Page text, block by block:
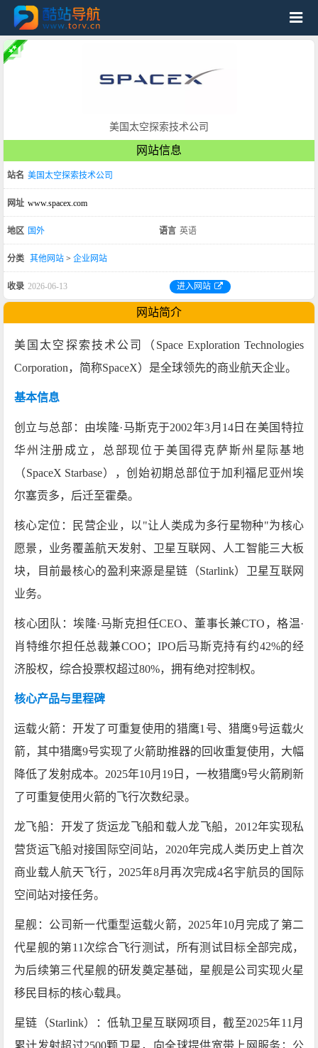
美国太空探索技术公司
网站信息
站名 美国太空探索技术公司
网址 www.spacex.com
地区 国外 语言 英语
分类 其他网站 > 企业网站
收录 2026-06-13 进入网站
网站简介
美国太空探索技术公司（Space Exploration Technologies
Corporation，简称SpaceX）是全球领先的商业航天企业。
基本信息
创立与总部‌：由埃隆·马斯克于‌2002年3月14日‌在美国特拉
华州注册成立，总部现位于美国得克萨斯州星际基地
（SpaceX Starbase），创始初期总部位于加利福尼亚州埃
尔塞贡多，后迁至霍桑。
核心定位‌：民营企业，以"让人类成为多行星物种"为核心
愿景，业务覆盖航天发射、卫星互联网、人工智能三大板
块，目前最核心的盈利来源是星链（Starlink）卫星互联网
业务。
核心团队‌：埃隆·马斯克担任CEO、董事长兼CTO，格温·
肖特维尔担任总裁兼COO；IPO后马斯克持有约42%的经
济股权，综合投票权超过80%，拥有绝对控制权。
核心产品与里程碑
运载火箭‌：开发了可重复使用的猎鹰1号、猎鹰9号运载火
箭，其中猎鹰9号实现了火箭助推器的回收重复使用，大幅
降低了发射成本。2025年10月19日，一枚猎鹰9号火箭刷新
了可重复使用火箭的飞行次数纪录。
龙飞船‌：开发了货运龙飞船和载人龙飞船，2012年实现私
营货运飞船对接国际空间站，2020年完成人类历史上首次
商业载人航天飞行，2025年8月再次完成4名宇航员的国际
空间站对接任务。
星舰‌：公司新一代重型运载火箭，2025年10月完成了第二
代星舰的第11次综合飞行测试，所有测试目标全部完成，
为后续第三代星舰的研发奠定基础，星舰是公司实现火星
移民目标的核心载具。
星链（Starlink）‌：低轨卫星互联网项目，截至2025年11月